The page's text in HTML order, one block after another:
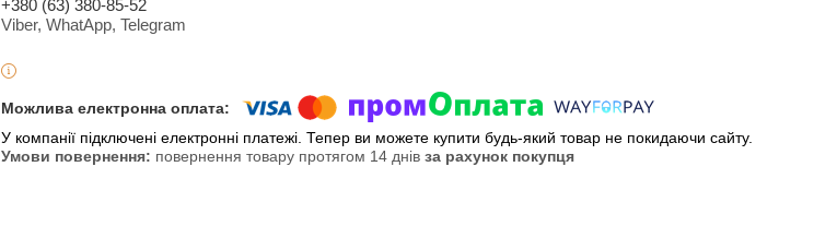
+380 (63) 380-85-52
Viber, WhatApp, Telegram
У компанії підключені електронні платежі. Тепер ви можете купити будь-який товар не покидаючи сайту.
повернення товару протягом 14 днів за рахунок покупця